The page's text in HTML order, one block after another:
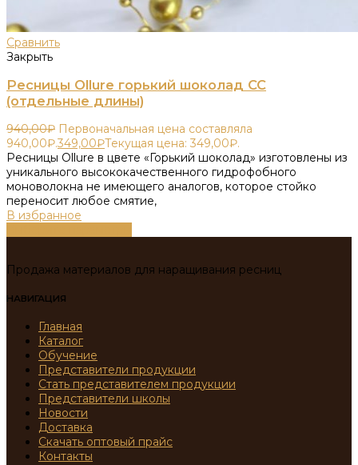
Сравнить
Закрыть
Ресницы Ollure горький шоколад CC
(отдельные длины)
940,00₽ Первоначальная цена составляла
940,00₽.349,00₽Текущая цена: 349,00₽.
Ресницы Ollure в цвете «Горький шоколад» изготовлены из
уникального высококачественного гидрофобного
моноволокна не имеющего аналогов, которое стойко
переносит любое смятие,
В избранное
Продажа материалов для наращивания ресниц
НАВИГАЦИЯ
Главная
Каталог
Обучение
Представители продукции
Стать представителем продукции
Представители школы
Новости
Доставка
Скачать оптовый прайс
Контакты